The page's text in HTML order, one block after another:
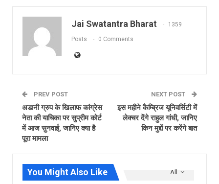
Jai Swatantra Bharat 1359
Posts 0 Comments
PREV POST
अडानी ग्रुप के खिलाफ कांग्रेस
नेता की याचिका पर सुप्रीम कोर्ट
में आज सुनवाई, जानिए क्‍या है
पूरा मामला
NEXT POST
इस महीने कैम्ब्रिज यूनिवर्सिटी में
लेक्चर देंगे राहुल गांधी, जानिए
किन मुद्दों पर करेंगे बात
All
You Might Also Like